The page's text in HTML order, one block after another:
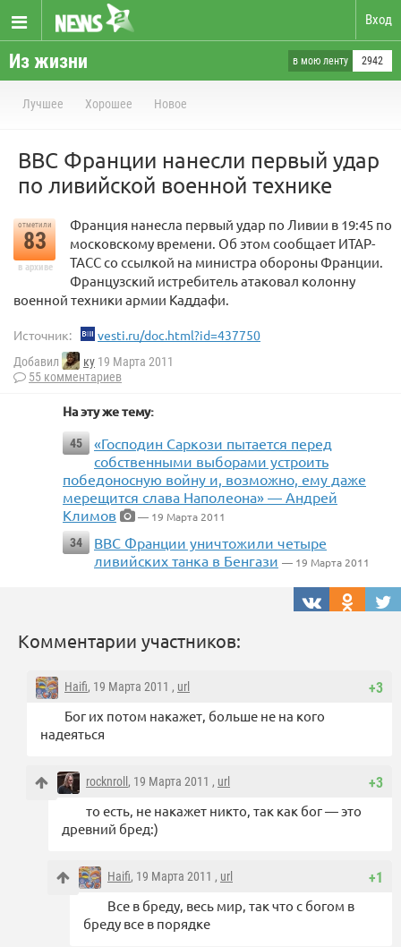
Вход
Из жизни в мою ленту 2942
Лучшее Хорошее Новое
ВВС Франции нанесли первый удар
по ливийской военной технике
отметили
83
в архиве
Франция нанесла первый удар по Ливии в 19:45 по
московскому времени. Об этом сообщает ИТАР-
ТАСС со ссылкой на министра обороны Франции.
Французский истребитель атаковал колонну
военной техники армии Каддафи.
Источник: vesti.ru/doc.html?id=437750
Добавил ку 19 Марта 2011
55 комментариев
На эту же тему:
45
«Господин Саркози пытается перед
собственными выборами устроить
победоносную войну и, возможно, ему даже
мерещится слава Наполеона» — Андрей
Климов
— 19 Марта 2011
34
ВВС Франции уничтожили четыре
ливийских танка в Бенгази — 19 Марта 2011
Комментарии участников:
+3
Haifi, 19 Марта 2011 , url
Бог их потом накажет, больше не на кого
надеяться
+3
rocknroll , 19 Марта 2011 , url
то есть, не накажет никто, так как бог — это
древний бред:)
+1
Haifi, 19 Марта 2011 , url
Все в бреду, весь мир, так что с богом в
бреду все в порядке